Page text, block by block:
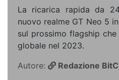
La ricarica rapida da
nuovo realme GT Neo 5
sul prossimo flagship
globale nel 2023.
Autore:
Redazione